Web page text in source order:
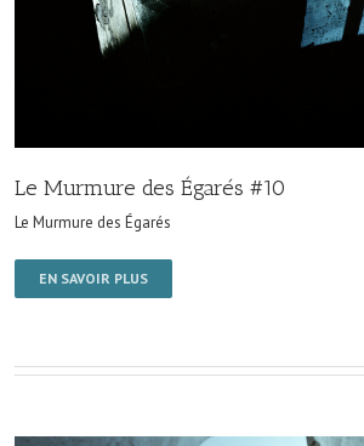
Le Murmure des Égarés #10
Le Murmure des Égarés
EN SAVOIR PLUS